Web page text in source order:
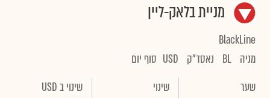
מניית בלאק-ליין
BlackLine
מניה BL נאסד"ק USD סוף יום
שער
שינוי שינוי ב USD